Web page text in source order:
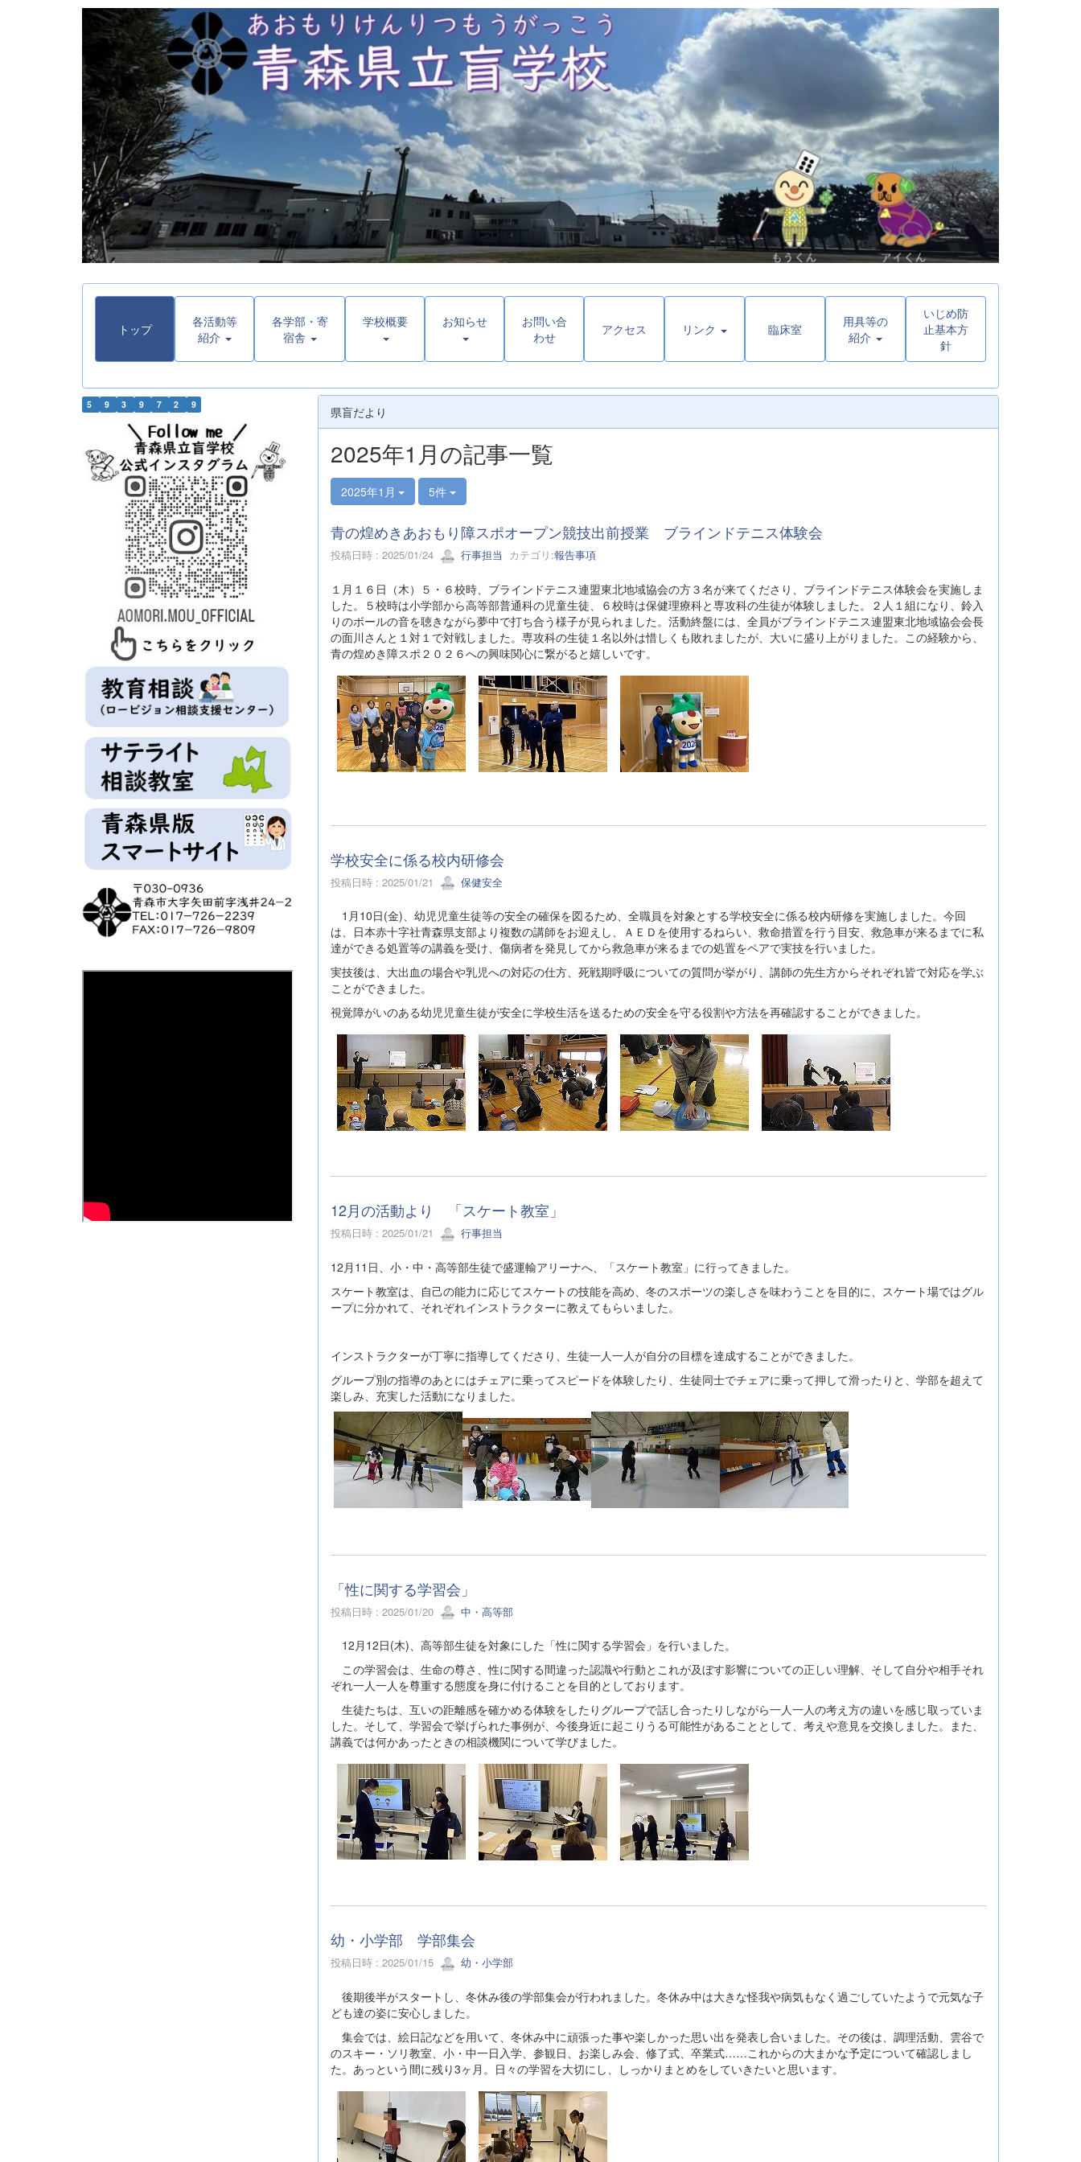
トップ
各活動等
紹介
各学部・寄
宿舎
学校概要 お知らせ
お問い合
わせ
アクセス リンク 臨床室
用具等の
紹介
いじめ防
止基本方
針
県盲だより
2025年1月の記事一覧
2025年1月 5件
青の煌めきあおもり障スポオープン競技出前授業 ブラインドテニス体験会
投稿日時 : 2025/01/24 行事担当 カテゴリ:報告事項
１月１６日（木）５・６校時、ブラインドテニス連盟東北地域協会の方３名が来てくださり、ブラインドテニス体験会を実施しま
した。５校時は小学部から高等部普通科の児童生徒、６校時は保健理療科と専攻科の生徒が体験しました。２人１組になり、鈴入
りのボールの音を聴きながら夢中で打ち合う様子が見られました。活動終盤には、全員がブラインドテニス連盟東北地域協会会長
の面川さんと１対１で対戦しました。専攻科の生徒１名以外は惜しくも敗れましたが、大いに盛り上がりました。この経験から、
青の煌めき障スポ２０２６への興味関心に繋がると嬉しいです。
学校安全に係る校内研修会
投稿日時 : 2025/01/21 保健安全
1月10日(金)、幼児児童生徒等の安全の確保を図るため、全職員を対象とする学校安全に係る校内研修を実施しました。今回
は、日本赤十字社青森県支部より複数の講師をお迎えし、ＡＥＤを使用するねらい、救命措置を行う目安、救急車が来るまでに私
達ができる処置等の講義を受け、傷病者を発見してから救急車が来るまでの処置をペアで実技を行いました。
実技後は、大出血の場合や乳児への対応の仕方、死戦期呼吸についての質問が挙がり、講師の先生方からそれぞれ皆で対応を学ぶ
ことができました。
視覚障がいのある幼児児童生徒が安全に学校生活を送るための安全を守る役割や方法を再確認することができました。
12月の活動より 「スケート教室」
投稿日時 : 2025/01/21 行事担当
12月11日、小・中・高等部生徒で盛運輸アリーナへ、「スケート教室」に行ってきました。
スケート教室は、自己の能力に応じてスケートの技能を高め、冬のスポーツの楽しさを味わうことを目的に、スケート場ではグル
ープに分かれて、それぞれインストラクターに教えてもらいました。
インストラクターが丁寧に指導してくださり、生徒一人一人が自分の目標を達成することができました。
グループ別の指導のあとにはチェアに乗ってスピードを体験したり、生徒同士でチェアに乗って押して滑ったりと、学部を超えて
楽しみ、充実した活動になりました。
「性に関する学習会」
投稿日時 : 2025/01/20 中・高等部
12月12日(木)、高等部生徒を対象にした「性に関する学習会」を行いました。
この学習会は、生命の尊さ、性に関する間違った認識や行動とこれが及ぼす影響についての正しい理解、そして自分や相手それ
ぞれ一人一人を尊重する態度を身に付けることを目的としております。
生徒たちは、互いの距離感を確かめる体験をしたりグループで話し合ったりしながら一人一人の考え方の違いを感じ取っていま
した。そして、学習会で挙げられた事例が、今後身近に起こりうる可能性があることとして、考えや意見を交換しました。また、
講義では何かあったときの相談機関について学びました。
幼・小学部 学部集会
投稿日時 : 2025/01/15 幼・小学部
後期後半がスタートし、冬休み後の学部集会が行われました。冬休み中は大きな怪我や病気もなく過ごしていたようで元気な子
ども達の姿に安心しました。
集会では、絵日記などを用いて、冬休み中に頑張った事や楽しかった思い出を発表し合いました。その後は、調理活動、雲谷で
のスキー・ソリ教室、小・中一日入学、参観日、お楽しみ会、修了式、卒業式……これからの大まかな予定について確認しまし
た。あっという間に残り3ヶ月。日々の学習を大切にし、しっかりまとめをしていきたいと思います。
5 9 3 9 7 2 9